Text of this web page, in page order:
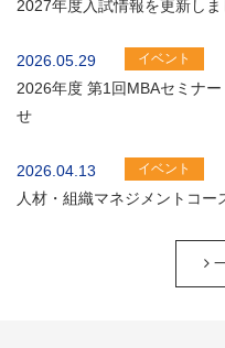
2027年度入試情報を更新しま
2026.05.29 イベント
2026年度 第1回MBAセミナ
せ
2026.04.13 イベント
人材・組織マネジメントコ